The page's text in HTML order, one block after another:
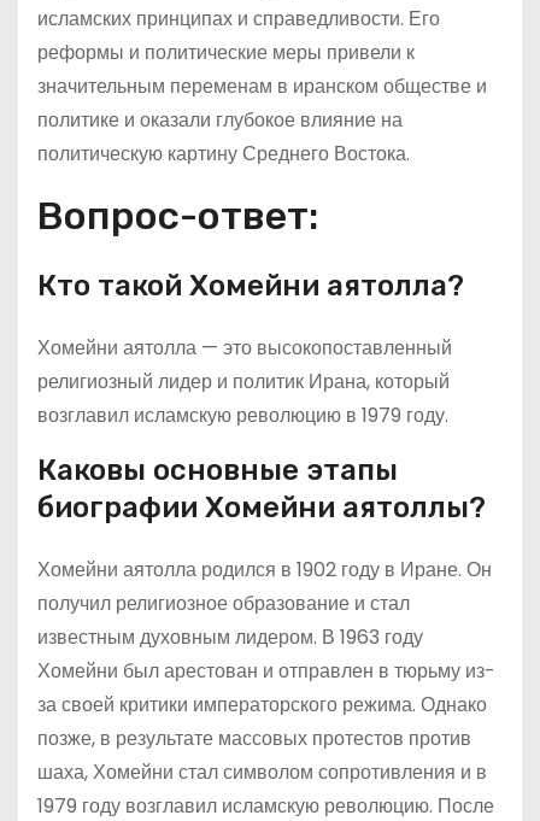
исламских принципах и справедливости. Его
реформы и политические меры привели к
значительным переменам в иранском обществе и
политике и оказали глубокое влияние на
политическую картину Среднего Востока.
Вопрос-ответ:
Кто такой Хомейни аятолла?
Хомейни аятолла — это высокопоставленный
религиозный лидер и политик Ирана, который
возглавил исламскую революцию в 1979 году.
Каковы основные этапы
биографии Хомейни аятоллы?
Хомейни аятолла родился в 1902 году в Иране. Он
получил религиозное образование и стал
известным духовным лидером. В 1963 году
Хомейни был арестован и отправлен в тюрьму из-
за своей критики императорского режима. Однако
позже, в результате массовых протестов против
шаха, Хомейни стал символом сопротивления и в
1979 году возглавил исламскую революцию. После